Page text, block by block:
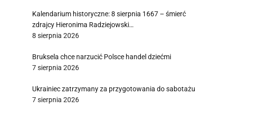
Kalendarium historyczne: 8 sierpnia 1667 – śmierć
zdrajcy Hieronima Radziejowski…
8 sierpnia 2026
Bruksela chce narzucić Polsce handel dziećmi
7 sierpnia 2026
Ukrainiec zatrzymany za przygotowania do sabotażu
7 sierpnia 2026